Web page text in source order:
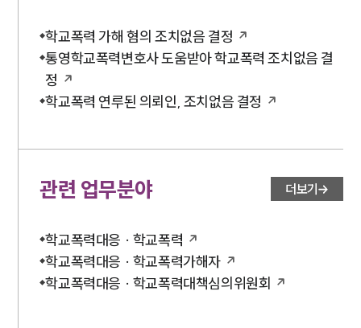
학교폭력 가해 혐의 조치없음 결정
통영학교폭력변호사 도움받아 학교폭력 조치없음 결
정
학교폭력 연루된 의뢰인, 조치없음 결정
관련 업무분야 더보기
학교폭력대응 · 학교폭력
학교폭력대응 · 학교폭력가해자
학교폭력대응 · 학교폭력대책심의위원회